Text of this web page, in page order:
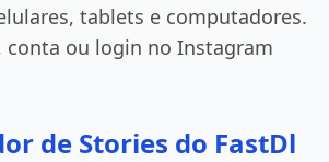
tablets e computadores.
conta ou login no Instagram
de Stories do FastDl